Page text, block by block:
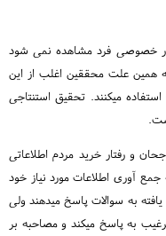
خصوصی فرد مشاهده نمی شود
همین علت محققین اغلب از این
میکنند. تحقیق استنتاجی
و رفتار خرید مردم اطلاعاتی
آوری اطلاعات مورد نیاز خود
به سوالات پاسخ میدهند ولی
به پاسخ میکند و مصاحبه بر